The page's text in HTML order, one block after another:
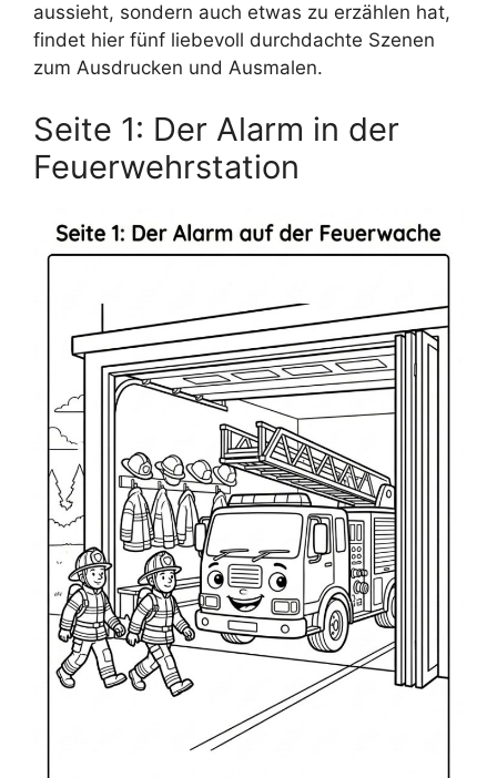
aussieht, sondern auch etwas zu erzählen hat,
findet hier fünf liebevoll durchdachte Szenen
zum Ausdrucken und Ausmalen.
Seite 1: Der Alarm in der
Feuerwehrstation